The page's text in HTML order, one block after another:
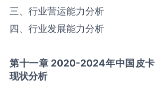
三、行业营运能力分析
四、行业发展能力分析
第十一章 2020-2024年中国皮卡
现状分析